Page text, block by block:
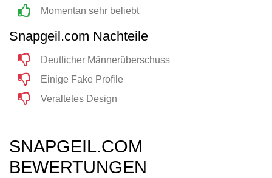
Momentan sehr beliebt
Snapgeil.com Nachteile
Deutlicher Männerüberschuss
Einige Fake Profile
Veraltetes Design
SNAPGEIL.COM
BEWERTUNGEN